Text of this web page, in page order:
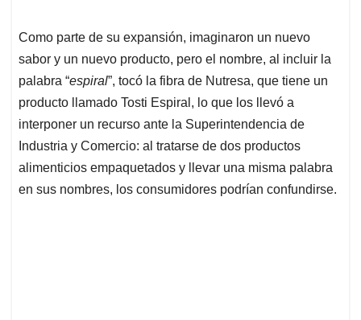
Como parte de su expansión, imaginaron un nuevo
sabor y un nuevo producto, pero el nombre, al incluir la
palabra “espiral”, tocó la fibra de Nutresa, que tiene un
producto llamado Tosti Espiral, lo que los llevó a
interponer un recurso ante la Superintendencia de
Industria y Comercio: al tratarse de dos productos
alimenticios empaquetados y llevar una misma palabra
en sus nombres, los consumidores podrían confundirse.